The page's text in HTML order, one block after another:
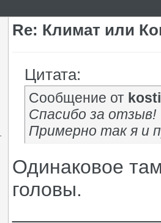
Re: Климат или
Цитата:
Сообщение от
Спасибо за отзыв!
Примерно так я и
Одинаковое
головы.